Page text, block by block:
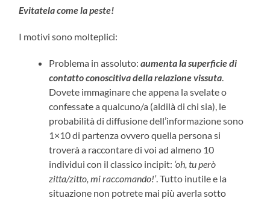
Evitatela come la peste!
I motivi sono molteplici:
Problema in assoluto:aumenta la superficie di
contatto conoscitiva della relazione vissuta.
Dovete immaginare che appena la svelate o
confessate a qualcuno/a (aldilà di chi sia), le
probabilità di diffusione dell’informazione sono
1×10 di partenza ovvero quella persona si
troverà a raccontare di voi ad almeno 10
individui con il classico incipit: ‘oh, tu però
zitta/zitto, mi raccomando!’. Tutto inutile e la
situazione non potrete mai più averla sotto